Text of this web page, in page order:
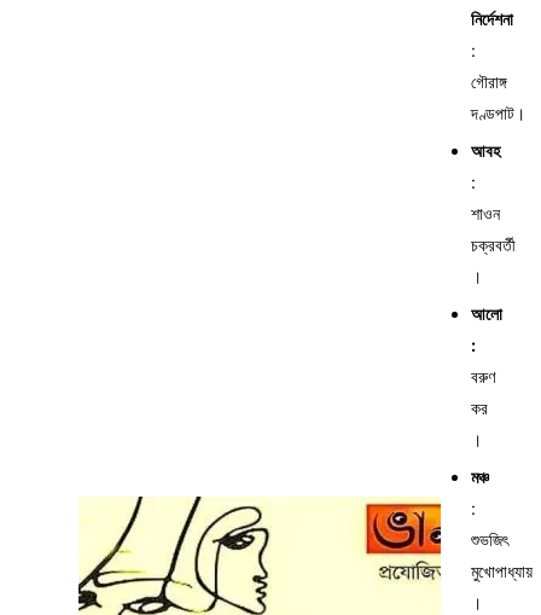
নির্দেশনা
:
গৌরাঙ্গ
দণ্ডপাট।
আবহ
:
শাওন
চক্রবর্তী
।
আলো
:
বরুণ
কর
।
মঞ্চ
:
শুভজিৎ
মুখোপাধ্যায়
।